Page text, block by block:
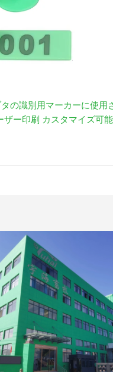
の識別用マーカーに使用
ザー印刷 カスタマイズ可